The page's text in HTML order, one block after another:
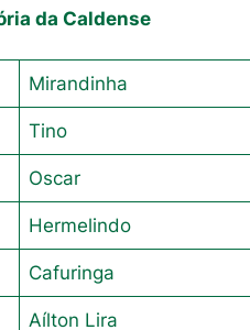
da Caldense
Mirandinha
Tino
Oscar
Hermelindo
Cafuringa
Aílton Lira